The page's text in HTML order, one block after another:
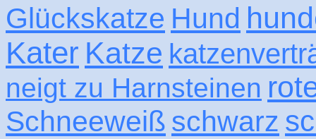
Glückskatze Hund
Kater Katze
neigt zu Harnsteinen
Schneeweiß schwarz